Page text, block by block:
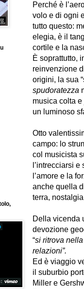
Perché è
volo e di ogni
tutto questo:
elegia, è il
cortil e e la
È soprattutto,
reinvenzione
origini, la sua
spudoratezza
musica colta e
un luminoso
Otto
campo: lo
col musicista
l’intrecciarsi
l’amore e la
anche quella
terra,
Della vicenda
devozione
“si ritrova
relazioni”.
Ed è viaggio
il suburbio
Miller e